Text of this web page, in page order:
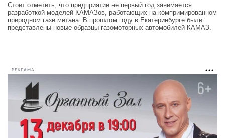
Стоит отметить, что предприятие не первый год занимается
разработкой моделей КАМАЗов, работающих на компримированном
природном газе метана. В прошлом году в Екатеринбурге были
представлены новые образцы газомоторных автомобилей КАМАЗ.
РЕКЛАМА